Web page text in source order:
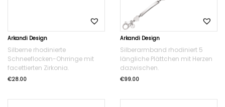
Arkandi Design
Silberne rhodinierte
Schneeflocken-Ohrringe mit
facettierten Zirkonia.
€28.00
Arkandi Design
Silberarmband rhodiniert 5
längliche Plättchen mit Herzen
dazwischen.
€99.00